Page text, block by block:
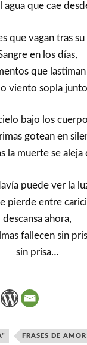
agua que cae
que vagan tras
en los días,
que lastiman
viento sopla
bajo los
gotean en
la muerte se aleja
puede ver la
pierde entre
descansa ahora,
fallecen sin
sin prisa…
FRASES DE AMOR